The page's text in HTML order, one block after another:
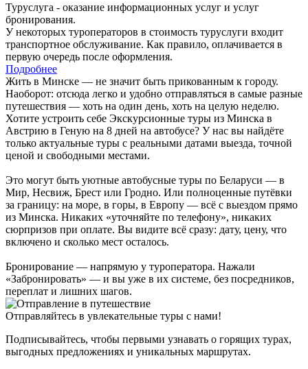
Туруслуга - оказание информационных услуг и услуг
бронирования.
У некоторых туроператоров в стоимость туруслуги входит
транспортное обслуживание. Как правило, оплачивается в
первую очередь после оформления.
Подробнее
Жить в Минске — не значит быть прикованным к городу.
Наоборот: отсюда легко и удобно отправляться в самые разные
путешествия — хоть на один день, хоть на целую неделю.
Хотите устроить себе Экскурсионные туры из Минска в
Австрию в Геную на 8 дней на автобусе? У нас вы найдёте
только актуальные туры с реальными датами выезда, точной
ценой и свободными местами.
Это могут быть уютные автобусные туры по Беларуси — в
Мир, Несвиж, Брест или Гродно. Или полноценные путёвки
за границу: на море, в горы, в Европу — всё с выездом прямо
из Минска. Никаких «уточняйте по телефону», никаких
сюрпризов при оплате. Вы видите всё сразу: дату, цену, что
включено и сколько мест осталось.
Бронирование — напрямую у туроператора. Нажали
«Забронировать» — и вы уже в их системе, без посредников,
переплат и лишних шагов.
Отправляйтесь в увлекательные туры с нами!
Подписывайтесь, чтобы первыми узнавать о горящих турах,
выгодных предложениях и уникальных маршрутах.